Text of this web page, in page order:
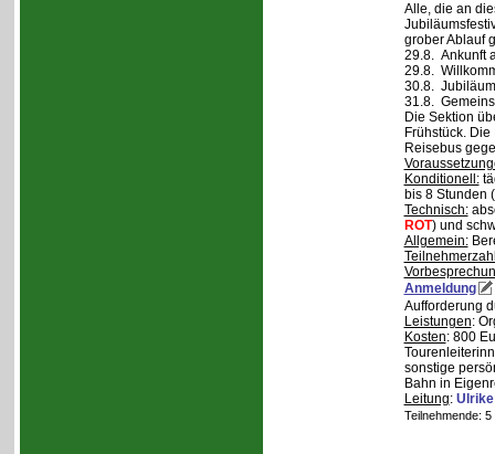
Alle, die an
grober Ablauf
29.8. Ankunft
29.8.
30.8.
31.8.
Die Sektion
Frühstück.
Reisebus
Konditionell:
bis 8 Stunden
Technisch:
ROT) und
Allgemein:
Anmeldung
Aufforderung
Leistungen:
Kosten: 800
sonstige
Bahn in
Leitung:
Teilnehmende: